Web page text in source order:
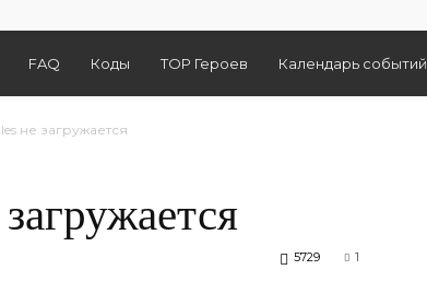
FAQ Коды TOP Героев Календарь событий
не загружается
1
5729